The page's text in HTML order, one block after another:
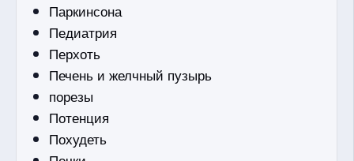
Паркинсона
Педиатрия
Перхоть
Печень и желчный пузырь
порезы
Потенция
Похудеть